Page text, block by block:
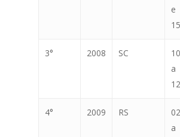
e
3° 2008 SC
a
4° 2009 RS
a